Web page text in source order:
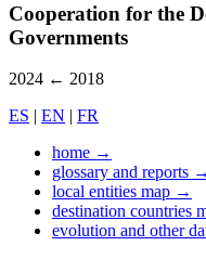
Cooperation for the
Governments
2024 ← 2018
ES | EN | FR
home →
glossary and reports →
local entities map →
destination countries
evolution and other